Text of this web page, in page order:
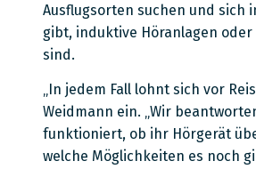
Ausflugsorten suchen und sich
gibt, induktive Höranlagen
sind.
„In jedem Fall lohnt sich vor
Weidmann ein. „Wir
funktioniert, ob ihr Hörgerät
welche Möglichkeiten es noch